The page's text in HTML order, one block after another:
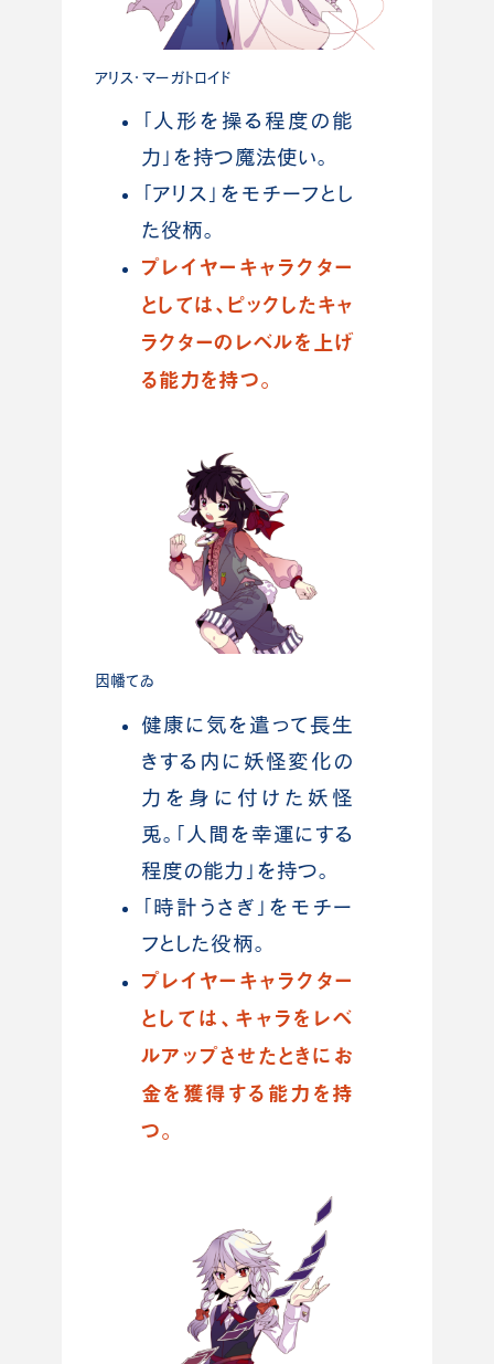
アリス・マーガトロイド
「人形を操る程度の能
力」を持つ魔法使い。
「アリス」をモチーフとし
た役柄。
プレイヤーキャラクター
としては、ピックしたキャ
ラクターのレベルを上げ
る能力を持つ。
因幡てゐ
健康に気を遣って長生
きする内に妖怪変化の
力を身に付けた妖怪
兎。「人間を幸運にする
程度の能力」を持つ。
「時計うさぎ」をモチー
フとした役柄。
プレイヤーキャラクター
としては、キャラをレベ
ルアップさせたときにお
金を獲得する能力を持
つ。